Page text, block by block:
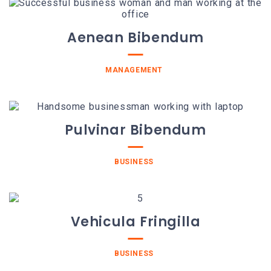
Aenean Bibendum
MANAGEMENT
Pulvinar Bibendum
BUSINESS
Vehicula Fringilla
BUSINESS